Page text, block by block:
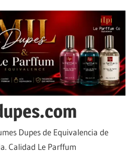
Dupes de Equivalencia de
Calidad Le Parffum